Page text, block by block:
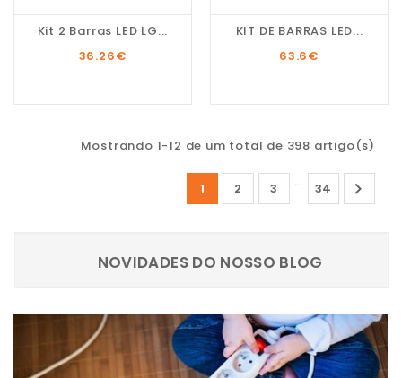
Kit 2 Barras LED LG...
36.26€
KIT DE BARRAS LED...
63.6€
Mostrando 1-12 de um total de 398 artigo(s)
1 2 3 … 34 
NOVIDADES DO NOSSO BLOG